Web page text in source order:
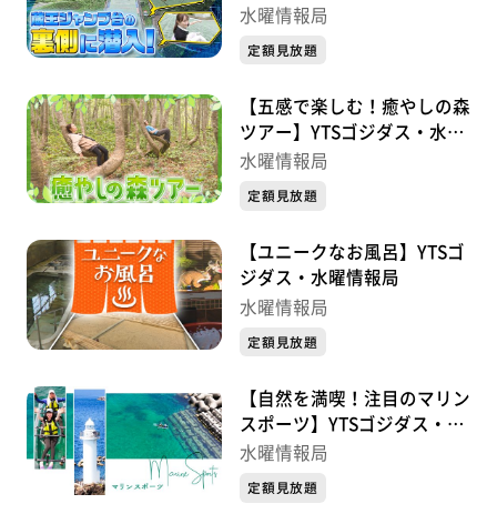
局
水曜情報局
定額見放題
【五感で楽しむ！癒やしの森
ツアー】YTSゴジダス・水曜
情報局
水曜情報局
定額見放題
【ユニークなお風呂】YTSゴ
ジダス・水曜情報局
水曜情報局
定額見放題
【自然を満喫！注目のマリン
スポーツ】YTSゴジダス・水
曜情報局
水曜情報局
定額見放題